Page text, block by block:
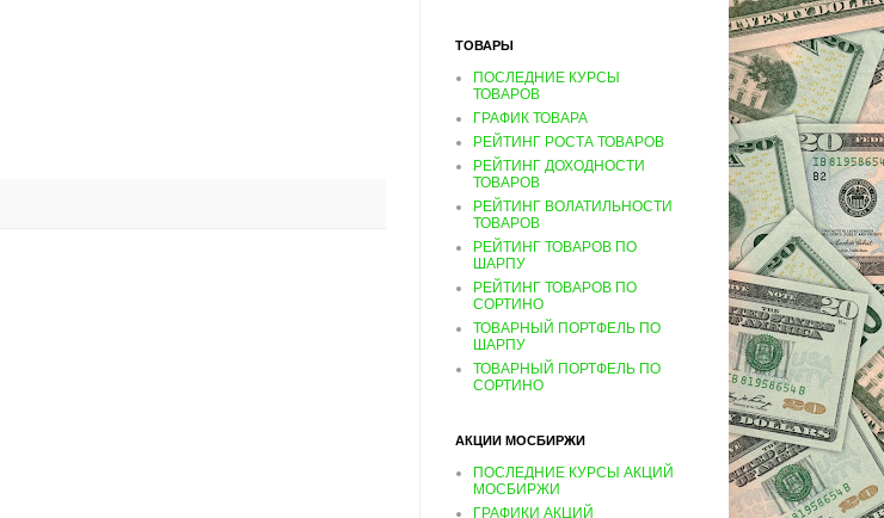
ТОВАРЫ
ПОСЛЕДНИЕ КУРСЫ
ТОВАРОВ
ГРАФИК ТОВАРА
РЕЙТИНГ РОСТА ТОВАРОВ
РЕЙТИНГ ДОХОДНОСТИ
ТОВАРОВ
РЕЙТИНГ ВОЛАТИЛЬНОСТИ
ТОВАРОВ
РЕЙТИНГ ТОВАРОВ ПО
ШАРПУ
РЕЙТИНГ ТОВАРОВ ПО
СОРТИНО
ТОВАРНЫЙ ПОРТФЕЛЬ ПО
ШАРПУ
ТОВАРНЫЙ ПОРТФЕЛЬ ПО
СОРТИНО
АКЦИИ МОСБИРЖИ
ПОСЛЕДНИЕ КУРСЫ АКЦИЙ
МОСБИРЖИ
ГРАФИКИ АКЦИЙ